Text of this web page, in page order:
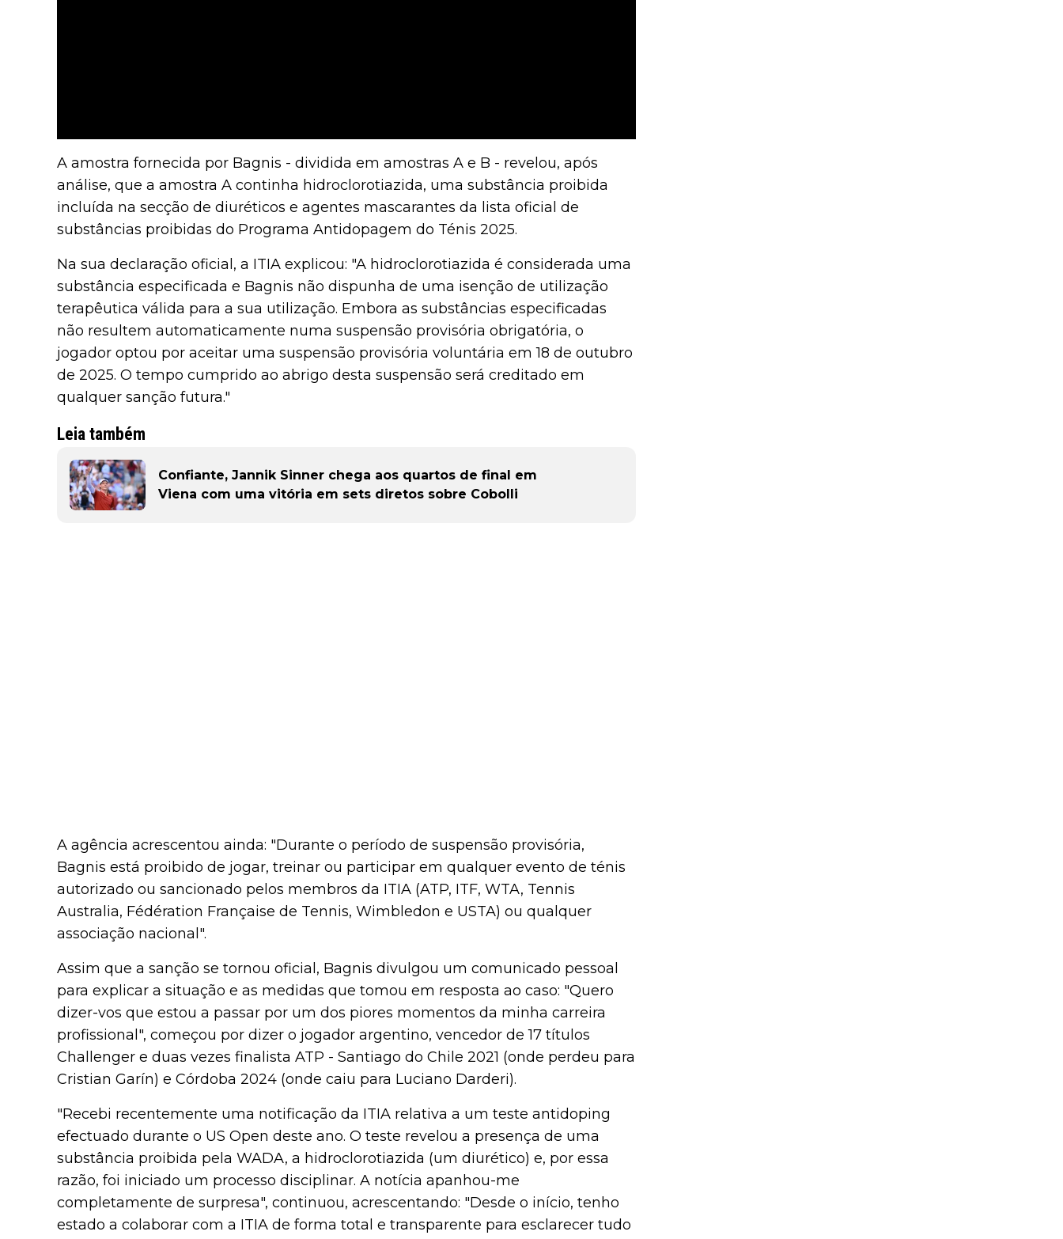
A amostra fornecida por Bagnis - dividida em amostras A e B - revelou, após
análise, que a amostra A continha hidroclorotiazida, uma substância proibida
incluída na secção de diuréticos e agentes mascarantes da lista oficial de
substâncias proibidas do Programa Antidopagem do Ténis 2025.
Na sua declaração oficial, a ITIA explicou: "A hidroclorotiazida é considerada uma
substância especificada e Bagnis não dispunha de uma isenção de utilização
terapêutica válida para a sua utilização. Embora as substâncias especificadas
não resultem automaticamente numa suspensão provisória obrigatória, o
jogador optou por aceitar uma suspensão provisória voluntária em 18 de outubro
de 2025. O tempo cumprido ao abrigo desta suspensão será creditado em
qualquer sanção futura."
Leia também
Confiante, Jannik Sinner chega aos quartos de final em
Viena com uma vitória em sets diretos sobre Cobolli
A agência acrescentou ainda: "Durante o período de suspensão provisória,
Bagnis está proibido de jogar, treinar ou participar em qualquer evento de ténis
autorizado ou sancionado pelos membros da ITIA (ATP, ITF, WTA, Tennis
Australia, Fédération Française de Tennis, Wimbledon e USTA) ou qualquer
associação nacional".
Assim que a sanção se tornou oficial, Bagnis divulgou um comunicado pessoal
para explicar a situação e as medidas que tomou em resposta ao caso: "Quero
dizer-vos que estou a passar por um dos piores momentos da minha carreira
profissional", começou por dizer o jogador argentino, vencedor de 17 títulos
Challenger e duas vezes finalista ATP - Santiago do Chile 2021 (onde perdeu para
Cristian Garín) e Córdoba 2024 (onde caiu para Luciano Darderi).
"Recebi recentemente uma notificação da ITIA relativa a um teste antidoping
efectuado durante o US Open deste ano. O teste revelou a presença de uma
substância proibida pela WADA, a hidroclorotiazida (um diurético) e, por essa
razão, foi iniciado um processo disciplinar. A notícia apanhou-me
completamente de surpresa", continuou, acrescentando: "Desde o início, tenho
estado a colaborar com a ITIA de forma total e transparente para esclarecer tudo